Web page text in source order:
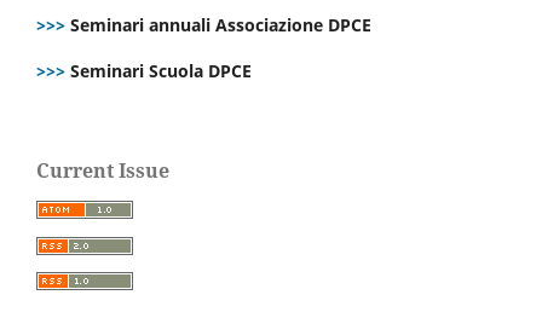
>>> Seminari annuali Associazione DPCE
>>> Seminari Scuola DPCE
Current Issue